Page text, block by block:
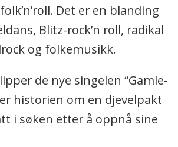
Det er en blanding
Blitz-rock’n roll, radikal
og folkemusikk.
de nye singelen “Gamle-
historien om en djevelpakt
i søken etter å oppnå sine